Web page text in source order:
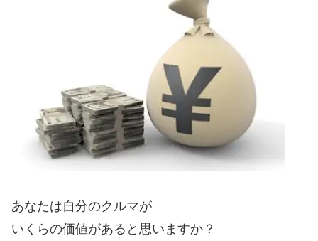
あなたは自分のクルマが
いくらの価値があると思いますか？